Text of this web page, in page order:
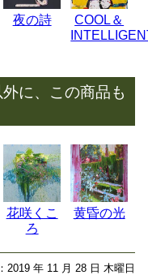
夜の詩
COOL＆
に、この商品も
花咲くこ
ろ
黄昏の光
2019 年 11 月 28 日 木曜日